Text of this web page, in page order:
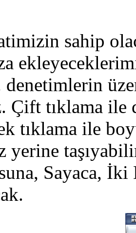
sahip
denetimlerin
Çift tıklama ile
tıklama ile
yerine
Sayaca,